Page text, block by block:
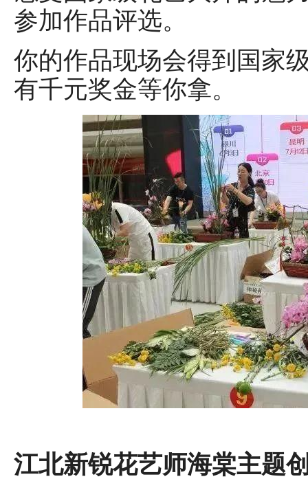
参加作品评选。
你的作品现场会得到国家
有千元奖金等你拿。
江北新锐花艺师海棠主题